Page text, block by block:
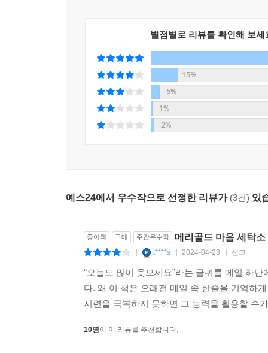
별점별로 리뷰를 확인해 보세
15%
5%
1%
2%
예스24에서 우수작으로 선정한 리뷰가 (3건) 있
종이책 구매 주간우수작 메리골드 마음 세탁소
t****s 2024-04-23 신고
“오늘도 많이 웃으세요”라는 글귀를 메일 하
다. 왜 이 책은 오래전 메일 속 한줄을 기억하
시련을 극복하지 못하면 그 능력을 활용할 수
10명이 이 리뷰를 추천합니다.